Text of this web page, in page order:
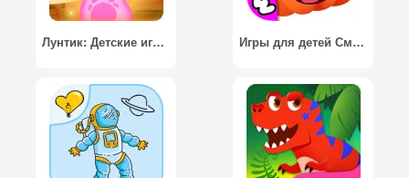
Лунтик: Детские игры / Moonzy. Kids Mini-Games Игры для детей Смешная Еда PRO